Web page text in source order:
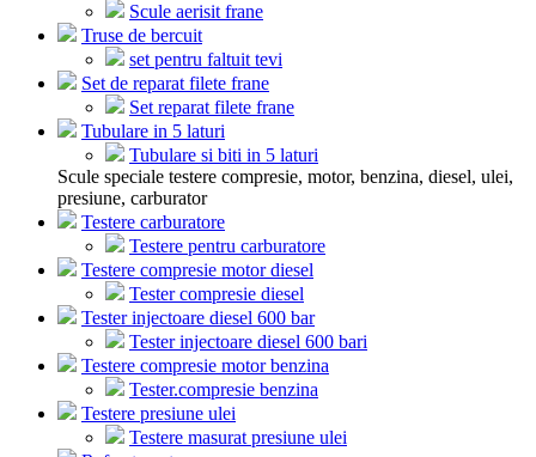
Scule aerisit frane
Truse de bercuit
set pentru faltuit tevi
Set de reparat filete frane
Set reparat filete frane
Tubulare in 5 laturi
Tubulare si biti in 5 laturi
Scule speciale testere compresie, motor, benzina, diesel, ulei,
presiune, carburator
Testere carburatore
Testere pentru carburatore
Testere compresie motor diesel
Tester compresie diesel
Tester injectoare diesel 600 bar
Tester injectoare diesel 600 bari
Testere compresie motor benzina
Tester.compresie benzina
Testere presiune ulei
Testere masurat presiune ulei